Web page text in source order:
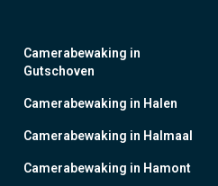
Camerabewaking in
Gutschoven
Camerabewaking in Halen
Camerabewaking in Halmaal
Camerabewaking in Hamont